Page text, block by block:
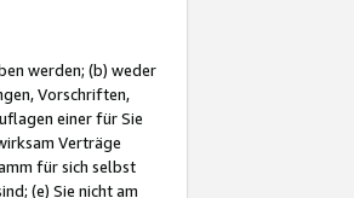
werden; (b) weder
Vorschriften,
einer für Sie
Verträge
für sich selbst
(e) Sie nicht am